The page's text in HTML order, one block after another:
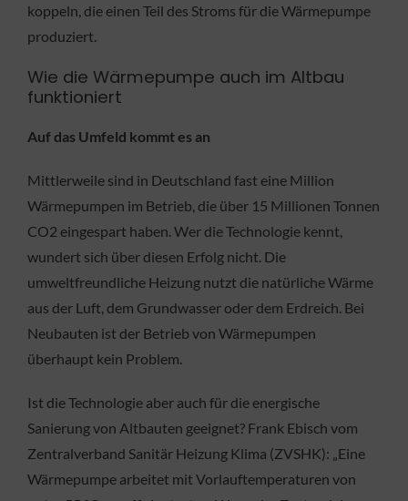
koppeln, die einen Teil des Stroms für die Wärmepumpe
produziert.
Wie die Wärmepumpe auch im Altbau
funktioniert
Auf das Umfeld kommt es an
Mittlerweile sind in Deutschland fast eine Million
Wärmepumpen im Betrieb, die über 15 Millionen Tonnen
CO2 eingespart haben. Wer die Technologie kennt,
wundert sich über diesen Erfolg nicht. Die
umweltfreundliche Heizung nutzt die natürliche Wärme
aus der Luft, dem Grundwasser oder dem Erdreich. Bei
Neubauten ist der Betrieb von Wärmepumpen
überhaupt kein Problem.
Ist die Technologie aber auch für die energische
Sanierung von Altbauten geeignet? Frank Ebisch vom
Zentralverband Sanitär Heizung Klima (ZVSHK): „Eine
Wärmepumpe arbeitet mit Vorlauftemperaturen von